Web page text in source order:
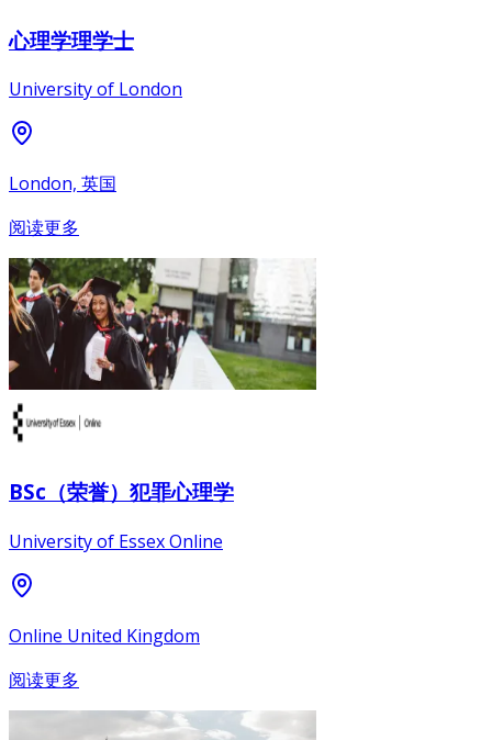
心理学理学士
University of London
London, 英国
阅读更多
BSc（荣誉）犯罪心理学
University of Essex Online
Online United Kingdom
阅读更多